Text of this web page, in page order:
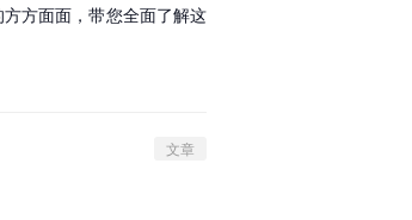
方面面，带您全面了解这
文章